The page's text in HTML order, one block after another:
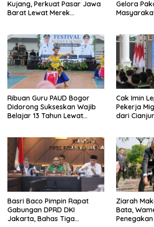
Kujang, Perkuat Pasar Jawa
Barat Lewat Merek
Gelora
Ribuan Guru PAUD Bogor
Didorong Sukseskan Wajib
Belajar 13 Tahun Lewat
Cak Imin
Pekerja
dari Cianjur
Basri Baco Pimpin Rapat
Gabungan DPRD DKI
Jakarta, Bahas Tiga
Ziarah
Bata,